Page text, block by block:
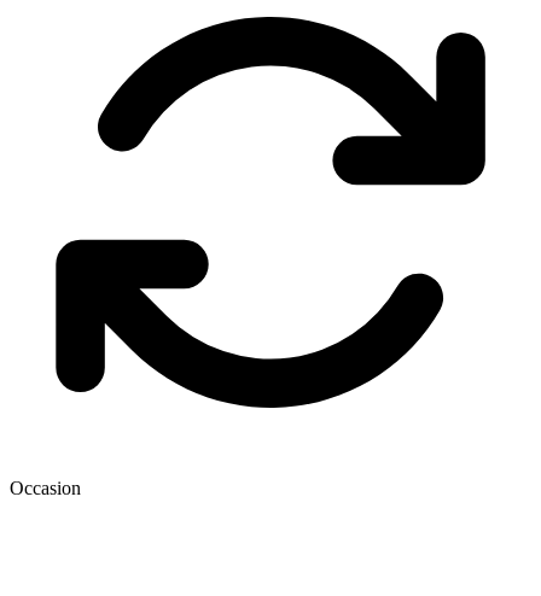
Occasion